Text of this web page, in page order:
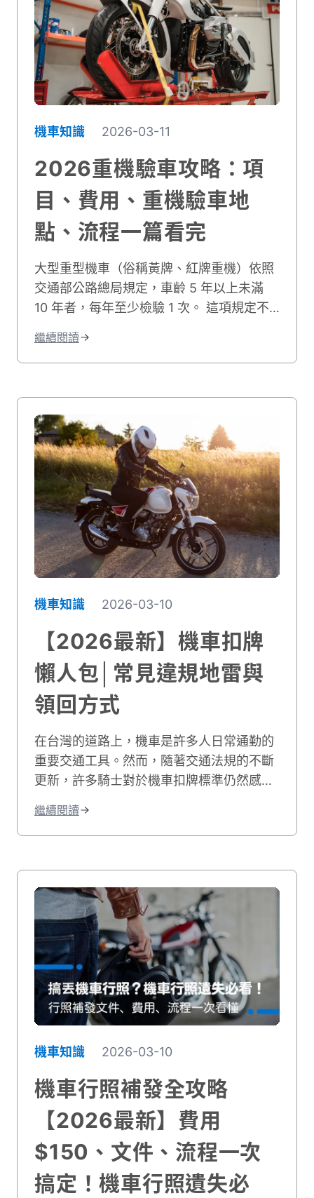
便騎士一次查清楚。
機車知識 2026-03-11
2026重機驗車攻略：項
目、費用、重機驗車地
點、流程一篇看完
大型重型機車（俗稱黃牌、紅牌重機）依照
交通部公路總局規定，車齡 5 年以上未滿
10 年者，每年至少檢驗 1 次。 這項規定不
行駛的重要把關機制。 本文整理了重機驗車
的完整資訊，涵蓋驗車週期、所需文件、費
定檢前一次掌握所有重點。
繼續閱讀
機車知識 2026-03-10
【2026最新】機車扣牌
懶人包│常見違規地雷與
領回方式
在台灣的道路上，機車是許多人日常通勤的
重要交通工具。然而，隨著交通法規的不斷
更新，許多騎士對於機車扣牌標準仍然感到
避免這種處罰？自2023年6月30日起，台灣
交通管理處罰條例變得更加嚴格。根據最新
需支付高額罰鍰，還可能面臨車牌被吊扣長
達6個月的嚴厲處分。無論您是新手騎士還
是有經驗的機車駕駛，了解機車扣牌標準對
於避免不必要的麻煩至關重要。本文將詳細
解析導致扣牌的常見違規行為、扣牌後的領
回流程，以及如何有效避免這些處罰。
繼續閱讀
機車知識 2026-03-10
機車行照補發全攻略
【2026最新】費用
$150、文件、流程一次
搞定！機車行照遺失必